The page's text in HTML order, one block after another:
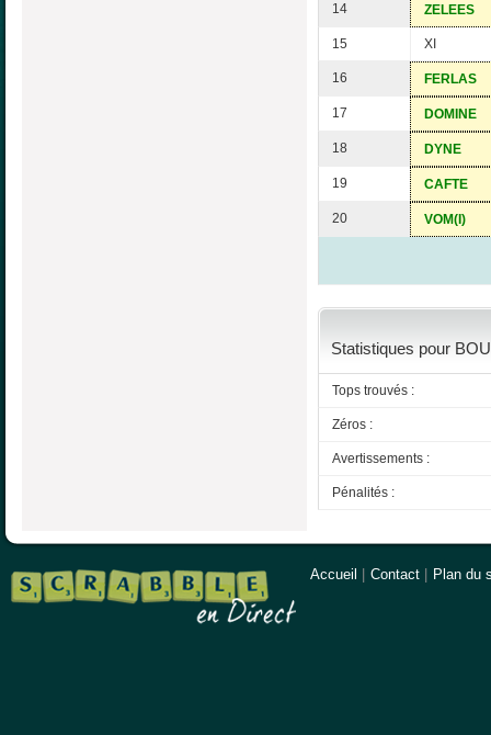
14 ZELEES
15 XI
16 FERLAS
17 DOMINE
18 DYNE
19 CAFTE
20 VOM(I)
Statistiques pour
Tops trouvés :
Zéros :
Avertissements :
Pénalités :
Accueil Contact Plan du